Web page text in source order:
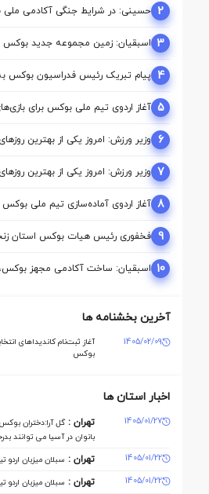
2 حسینی: در شرایط جنگی آکادمی ملی
مالی واقعا نگاه حمایتی از بوکس دارد
3 اسبقیان: زمین مجموعه جدید بوکس
تأمین شد
4 پیام تبریک رئیس فدراسیون بوکس به
5
ملی‌پوش در اردو
6 وزیر ورزش: امروز یکی از بهترین
آکادمی نقطه آغاز تحول بوکس است
7 وزیر ورزش: امروز یکی از بهترین
آکادمی نقطه آغاز تحول بوکس است
8 آغاز اردوی آماده‌سازی تیم ملی بوکس
بازی‌های آسیایی ناگویا
9 فخفوری رئیس هیات بوکس استان
10 اسبقیان: ساخت آکادمی مجهز بوکس،
حسینی برای این رشته انجام داد
آخرین بخشنامه ها
1405/02/09
آغاز ثبت‌نام کاندیداهای
بوکس
اخبار استان ها
1405/01/27 تهران : گل آرا:دختران
بانوان در آسیا می توانند بدرخشند
1405/01/22
تهران : سبلان میزبان
1405/01/22
تهران : سبلان میزبان